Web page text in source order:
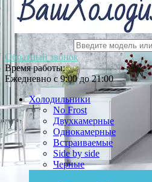
Обратный звонок
Время работы:
Ежедневно с 9:00 до 21:00
Холодильники
No Frost
Двухкамерные
Однокамерные
Встраиваемые
Side by side
Черные